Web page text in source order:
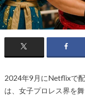
2024年9月にNetflixで配
は、女子プロレス界を